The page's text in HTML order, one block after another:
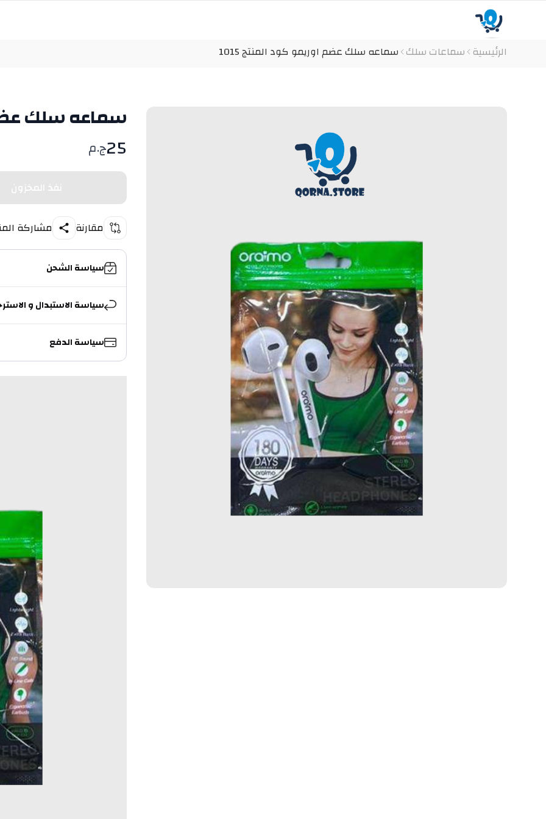
الرئيسية سماعات سلك سماعه سلك عضم اوريمو كود المنتج 1015
سماعه سلك عضم
25ج.م
نفذ المخزون
مقارنة مشاركة
سياسة الشحن
سياسة الاستبدال و
سياسة الدفع